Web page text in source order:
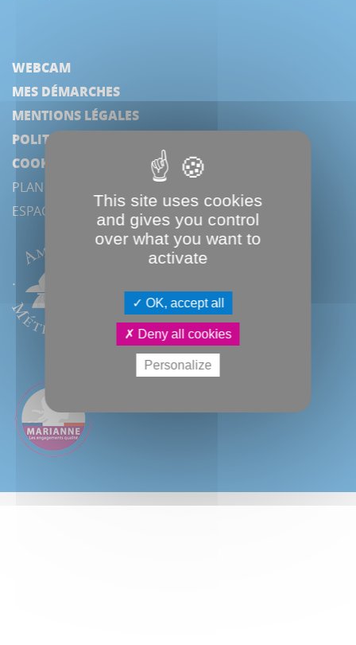
WEBCAM
MES DÉMARCHES
MENTIONS LÉGALES
POLITIQUE DE CONFIDENTIALITÉ
COOKIES
PLAN DU SITE
ESPACE PRESSE
This site uses cookies
and gives you control
over what you want to
activate
OK, accept all
Deny all cookies
Personalize